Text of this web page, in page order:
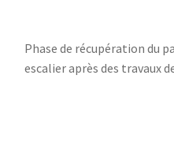
Phase de récupération du
escalier après des travaux